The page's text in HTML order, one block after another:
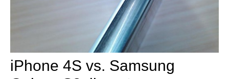
iPhone 4S vs. Samsung